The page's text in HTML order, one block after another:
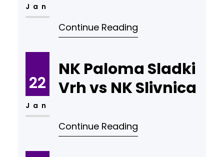
Jan
Continue Reading
22
Jan
NK Paloma Sladki
Vrh vs NK Slivnica
Continue Reading